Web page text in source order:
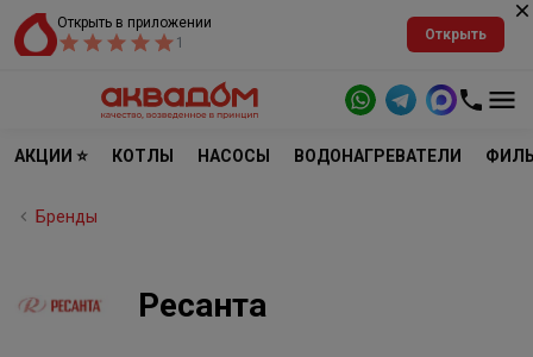
Открыть в приложении
1
Открыть
АКЦИИ ⭐ КОТЛЫ НАСОСЫ ВОДОНАГРЕВАТЕЛИ
Бренды
Ресанта